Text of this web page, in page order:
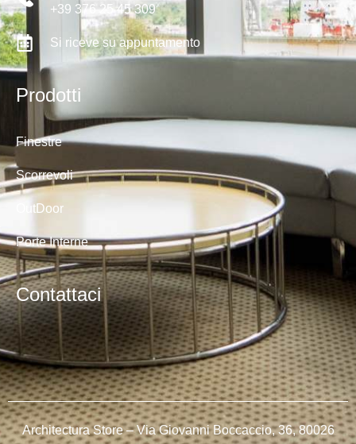
+39 376 25 45 309
Si riceve su appuntamento
Prodotti
Finestre
Scorrevoli
OutDoor
Porte Interne
Contattaci
Architectura Store – Via Giovanni Boccaccio, 36, 80026